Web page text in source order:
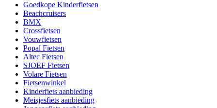
Goedkope Kinderfietsen
Beachcruisers
BMX
Crossfietsen
Vouwfietsen
Popal Fietsen
Altec Fietsen
SJOEF Fietsen
Volare Fietsen
Fietsenwinkel
Kinderfiets aanbieding
Meisjesfiets aanbieding